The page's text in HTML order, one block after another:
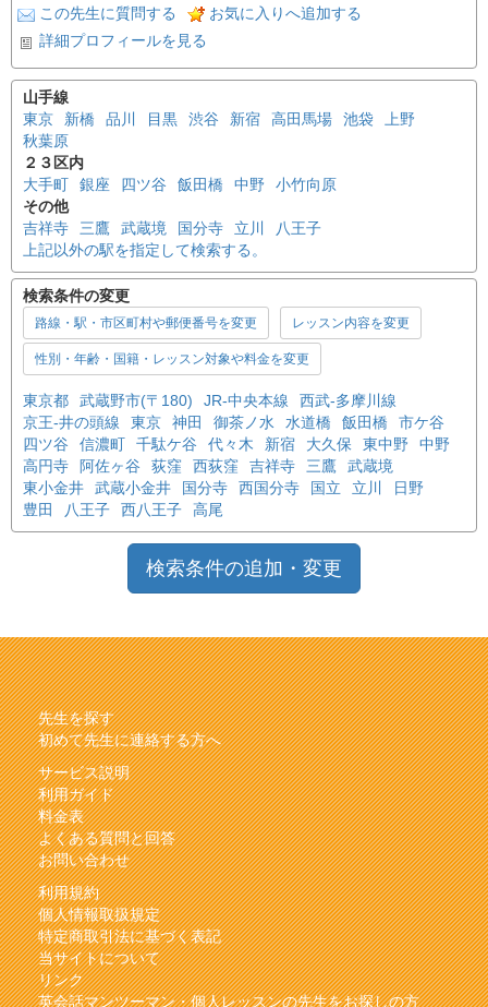
この先生に質問する
お気に入りへ追加する
詳細プロフィールを見る
山手線
東京
新橋 品川 目黒 渋谷 新宿 高田馬場 池袋
上野
秋葉原
２３区内
大手町
銀座 四ツ谷 飯田橋 中野
小竹向原
その他
吉祥寺
三鷹 武蔵境 国分寺 立川
八王子
上記以外の駅を指定して検索する。
検索条件の変更
路線・駅・市区町村や郵便番号を変更 レッスン内容を変更
性別・年齢・国籍・レッスン対象や料金を変更
東京都 武蔵野市(〒180) JR-中央本線
西武-多摩川線
京王-井の頭線
東京 神田 御茶ノ水 水道橋 飯田橋
市ケ谷
四ツ谷
信濃町 千駄ケ谷 代々木 新宿 大久保 東中野
中野
高円寺
阿佐ヶ谷 荻窪 西荻窪 吉祥寺 三鷹
武蔵境
東小金井
武蔵小金井 国分寺 西国分寺 国立 立川
日野
豊田
八王子 西八王子 高尾
検索条件の追加・変更
先生を探す
初めて先生に連絡する方へ
サービス説明
利用ガイド
料金表
よくある質問と回答
お問い合わせ
利用規約
個人情報取扱規定
特定商取引法に基づく表記
当サイトについて
リンク
英会話マンツーマン・個人レッスンの先生をお探しの方